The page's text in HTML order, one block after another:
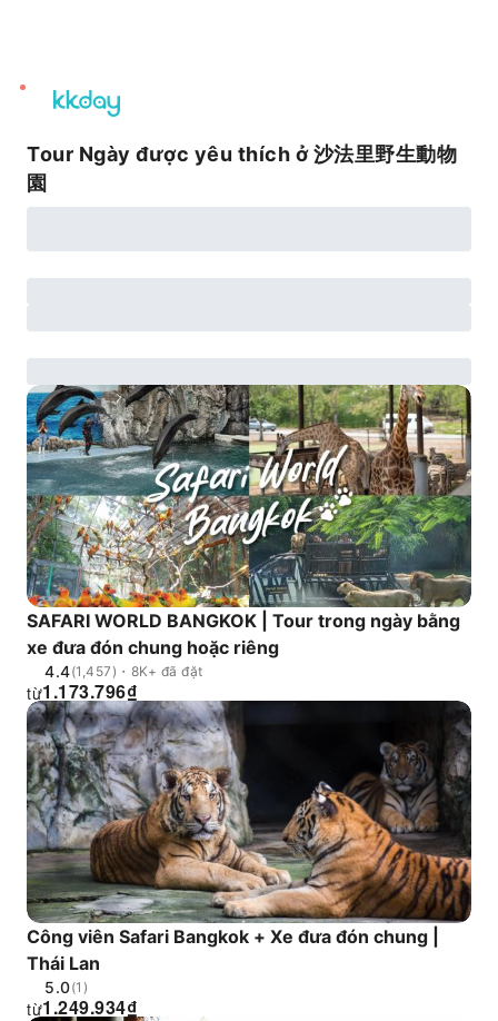
unread
notifications
Tour Ngày được yêu thích ở 沙法里野生動物
園
SAFARI WORLD BANGKOK | Tour trong ngày bằng
xe đưa đón chung hoặc riêng
4.4(1,457)・8K+ đã đặt
₫
1.173.796
từ
Công viên Safari Bangkok + Xe đưa đón chung |
Thái Lan
5.0(1)
₫
1.249.934
từ